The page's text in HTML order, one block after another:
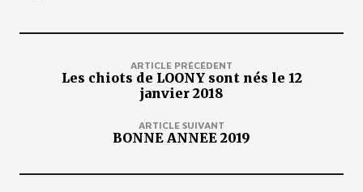
ARTICLE PRÉCÉDENT
Les chiots de LOONY sont nés le 12
janvier 2018
ARTICLE SUIVANT
BONNE ANNEE 2019